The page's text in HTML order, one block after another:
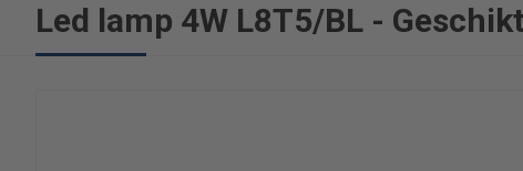
Led lamp 4W L8T5/BL -